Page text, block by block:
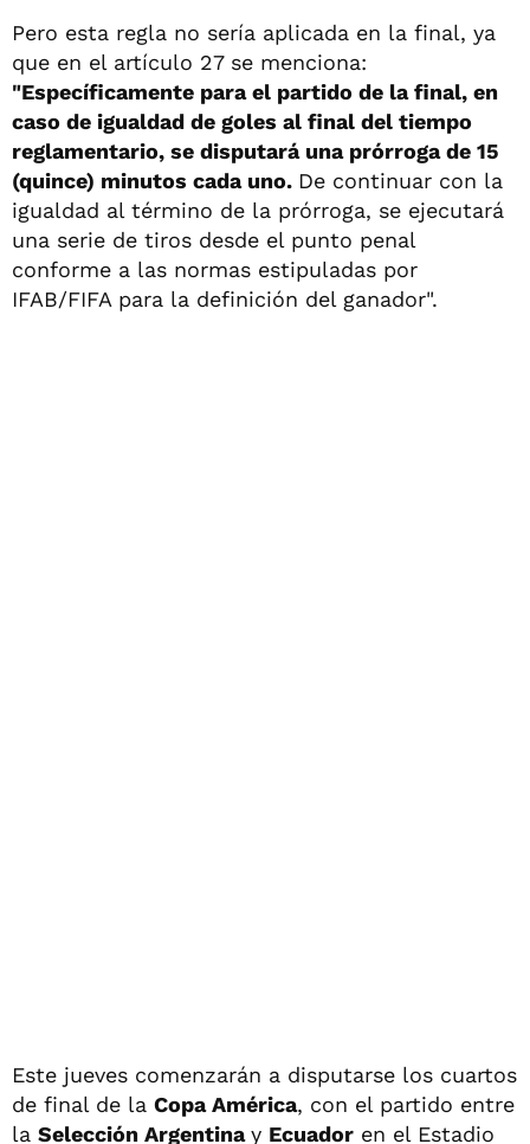
Pero esta regla no sería aplicada en la final, ya
que en el artículo 27 se menciona:
"Específicamente para el partido de la final, en
caso de igualdad de goles al final del tiempo
reglamentario, se disputará una prórroga de 15
(quince) minutos cada uno. De continuar con la
igualdad al término de la prórroga, se ejecutará
una serie de tiros desde el punto penal
conforme a las normas estipuladas por
IFAB/FIFA para la definición del ganador".
Este jueves comenzarán a disputarse los cuartos
de final de la Copa América, con el partido entre
la Selección Argentinay Ecuador en el Estadio